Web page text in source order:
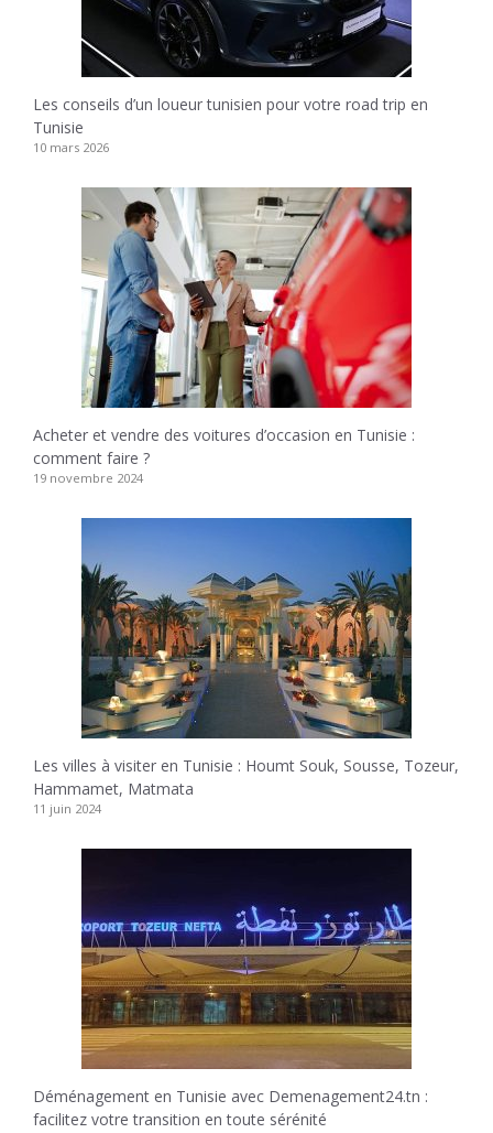
Les conseils d’un loueur tunisien pour votre road trip en
Tunisie
10 mars 2026
Acheter et vendre des voitures d’occasion en Tunisie :
comment faire ?
19 novembre 2024
Les villes à visiter en Tunisie : Houmt Souk, Sousse, Tozeur,
Hammamet, Matmata
11 juin 2024
Déménagement en Tunisie avec Demenagement24.tn :
facilitez votre transition en toute sérénité